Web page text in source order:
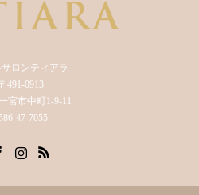
ロンティアラ
491-0913
宮市中町1-9-11
47-7055